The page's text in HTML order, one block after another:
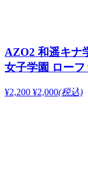
AZO2 和遥キナ
女子学園 ローフ
¥2,200 ¥2,000(税込)